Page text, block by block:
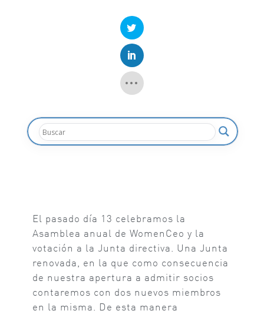
El pasado día 13 celebramos la
Asamblea anual de WomenCeo y la
votación a la Junta directiva. Una Junta
renovada, en la que como consecuencia
de nuestra apertura a admitir socios
contaremos con dos nuevos miembros
en la misma. De esta manera